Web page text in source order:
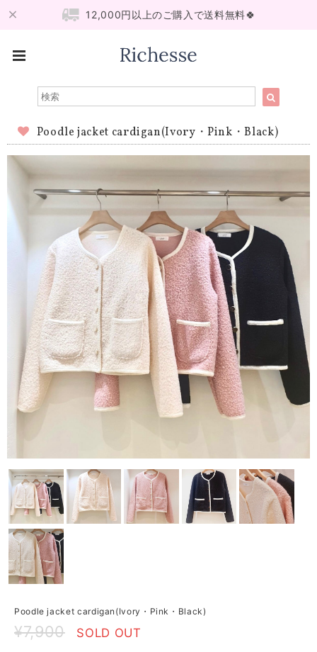
12,000円以上のご購入で送料無料🍀
Poodle jacket cardigan(Ivory・Pink・Black)
Poodle jacket cardigan(Ivory・Pink・Black)
¥7,900 SOLD OUT